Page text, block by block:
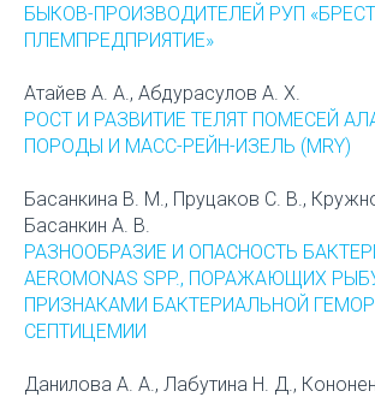
БЫКОВ-ПРОИЗВОДИТЕЛЕЙ РУП
ПЛЕМПРЕДПРИЯТИЕ»
Атайев А. А., Абдурасулов А. Х.
РОСТ И РАЗВИТИЕ ТЕЛЯТ ПОМЕСЕЙ
ПОРОДЫ И МАСС-РЕЙН-ИЗЕЛЬ (MRY)
Басанкина В. М., Пруцаков С. В.,
Басанкин А. В.
РАЗНООБРАЗИЕ И ОПАСНОСТЬ
AEROMONAS SPP., ПОРАЖАЮЩИХ
ПРИЗНАКАМИ БАКТЕРИАЛЬНОЙ
СЕПТИЦЕМИИ
Данилова А. А., Лабутина Н. Д.,